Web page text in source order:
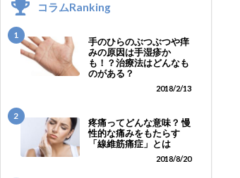
コラムRanking
1
手のひらのぶつぶつや痒
みの原因は手湿疹か
も！？治療法はどんなも
のがある？
2018/2/13
2
疼痛ってどんな意味？ 慢
性的な痛みをもたらす
「線維筋痛症」とは
2018/8/20